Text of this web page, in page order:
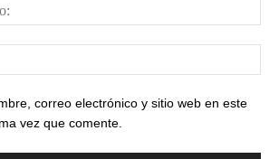
correo electrónico y sitio web en este
vez que comente.